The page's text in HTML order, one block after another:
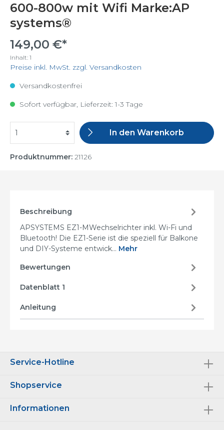
600-800w mit Wifi Marke:AP
systems®
149,00 €*
Inhalt: 1
Preise inkl. MwSt. zzgl. Versandkosten
Versandkostenfrei
Sofort verfügbar, Lieferzeit: 1-3 Tage
In den Warenkorb
Produktnummer: 21126
Beschreibung
APSYSTEMS EZ1-MWechselrichter inkl. Wi-Fi und
Bluetooth! Die EZ1-Serie ist die speziell für Balkone
und DIY-Systeme entwick… Mehr
Bewertungen
Datenblatt 1
Anleitung
Service-Hotline
Shopservice
Informationen